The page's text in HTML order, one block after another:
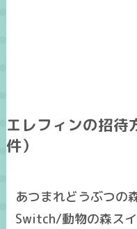
エレフィンの招待
件）
あつまれどうぶつの
Switch/動物の森ス